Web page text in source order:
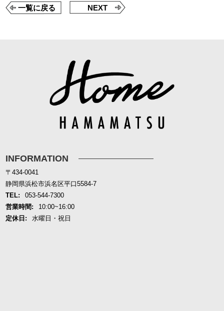
一覧に戻る NEXT
INFORMATION
〒434-0041
静岡県浜松市浜名区平口5584-7
TEL:
053-544-7300
営業時間:
10:00~16:00
定休日:
水曜日・祝日